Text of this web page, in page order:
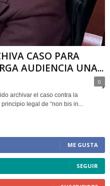
CASO PARA
AUDIENCIA UNA...
0
archivar el caso contra la
legal de “non bis in...
ME GUSTA
SEGUIR